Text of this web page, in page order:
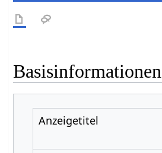
Basisinformationen
Anzeigetitel